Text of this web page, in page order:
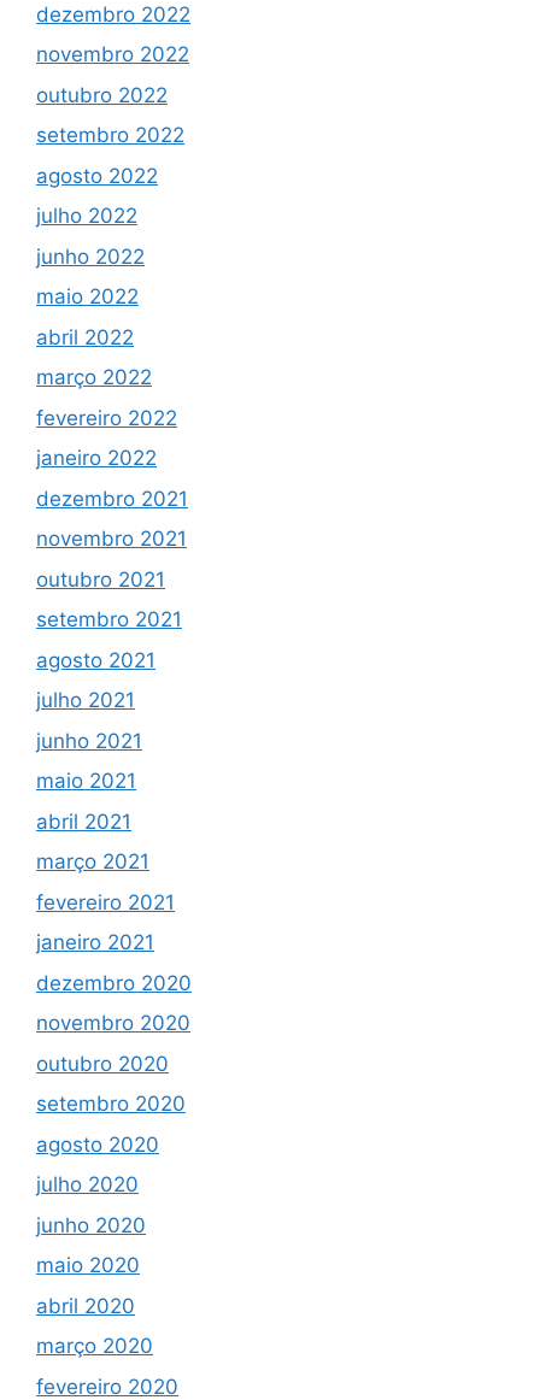
dezembro 2022
novembro 2022
outubro 2022
setembro 2022
agosto 2022
julho 2022
junho 2022
maio 2022
abril 2022
março 2022
fevereiro 2022
janeiro 2022
dezembro 2021
novembro 2021
outubro 2021
setembro 2021
agosto 2021
julho 2021
junho 2021
maio 2021
abril 2021
março 2021
fevereiro 2021
janeiro 2021
dezembro 2020
novembro 2020
outubro 2020
setembro 2020
agosto 2020
julho 2020
junho 2020
maio 2020
abril 2020
março 2020
fevereiro 2020